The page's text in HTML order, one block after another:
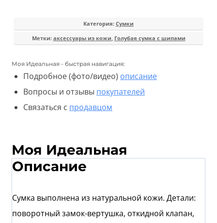
Категория: Сумки
Метки: аксессуары из кожи, Голубая сумка с шипами
Моя Идеальная - быстрая навигация:
Подробное (фото/видео) описание
Вопросы и отзывы покупателей
Связаться с продавцом
Моя Идеальная
Описание
Сумка выполнена из натуральной кожи. Детали:
поворотный замок-вертушка, откидной клапан,